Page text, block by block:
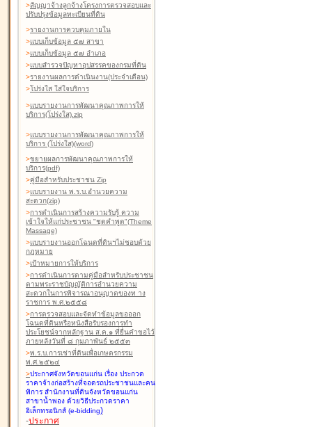
>สัญญาจ้างลูกจ้างโครงการตรวจสอบและ
ปรับปรุงข้อมูลทะเบียนที่ดิน
>รายงานการควบคุมภายใน
>แบบเก็บข้อมูล ๕๗ สาขา
>แบบเก็บข้อมูล ๕๗ อำเภอ
>แบบสำรวจปัญหาอุปสรรคของกรมที่ดิน
>รายงานผลการดำเนินงาน(ประจำเดือน)
>โปร่งใส ใส่ใจบริการ
>แบบรายงานการพัฒนาคุณภาพการให้
บริการ(โปร่งใส).zip
>แบบรายงานการพัฒนาคุณภาพการให้
บริการ (โปร่งใส)(word)
>ขยายผลการพัฒนาคุณภาพการให้
บริการ(pdf)
>คู่มือสำหรับประชาชน Zip
>แบบรายงาน พ.ร.บ.อำนวยความ
สะดวก(zip)
>การดำเนินการสร้างความรับรู้ ความ
เข้าใจให้แก่ประชาชน "ชุดคำพูด"(Theme
Massage)
>แบบรายงานออกโฉนดที่ดินฯไม่ชอบด้วย
กฎหมาย
>เป้าหมายการให้บริการ
>การดำเนินการตามคู่มือสำหรับประชาชน
ตามพระราชบัญญัติการอำนวยความ
สะดวกในการพิจารณาอนุญาตของท าง
ราชการ พ.ศ.๒๕๕๘
>การตรวจสอบและจัดทำข้อมูลขอออก
โฉนดที่ดินหรือหนังสือรับรองการทำ
ประโยชน์จากหลักฐาน ส.ค.๑ ที่ยื่นคำขอไว้
ภายหลังวันที่ ๘ กุมภาพันธ์ ๒๕๕๓
>พ.ร.บ.การเช่าที่ดินเพื่อเกษตรกรรม
พ.ศ.๒๕๒๔
>ประกาศจังหวัดขอนแก่น เรื่อง ประกวด
ราคาจ้างก่อสร้างที่จอดรถประชาชนและคน
พิการ สำนักงานที่ดินจังหวัดขอนแก่น
สาขาน้ำพอง ด้วยวิธีประกวดราคา
อิเล็กทรอนิกส์ (e-bidding)
-ประกาศ